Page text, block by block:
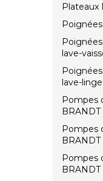
Plateaux
lave-
lave-
Pompes
BRANDT
Pompes
BRANDT
Pompes
BRANDT